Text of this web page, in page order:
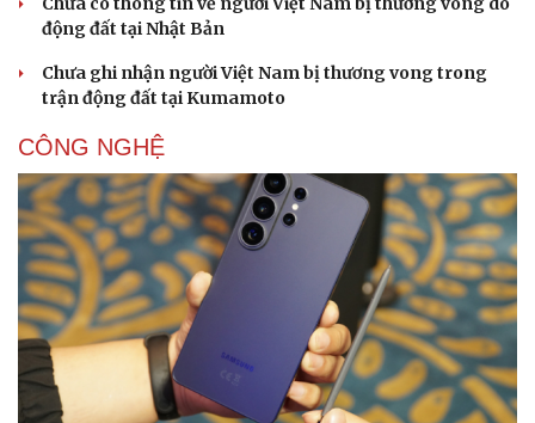
động đất tại Nhật Bản
Chưa ghi nhận người Việt Nam bị thương vong trong
trận động đất tại Kumamoto
CÔNG NGHỆ